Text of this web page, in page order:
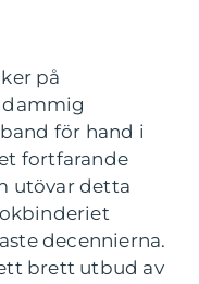
på
dammig
för hand i
fortfarande
utövar detta
decennierna.
brett utbud av